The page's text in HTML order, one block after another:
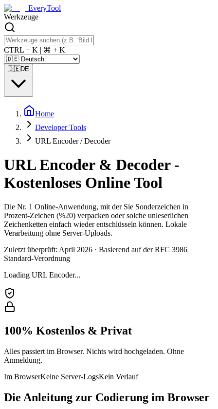
EveryTool
Werkzeuge
CTRL + K | ⌘ + K
🇩🇪DE
Home
Developer Tools
URL Encoder / Decoder
URL Encoder & Decoder -
Kostenloses Online Tool
Die Nr. 1 Online-Anwendung, mit der Sie Sonderzeichen in
Prozent-Zeichen (%20) verpacken oder solche unleserlichen
Zeichenketten einfach wieder entschlüsseln können. Lokale
Verarbeitung ohne Server-Uploads.
Zuletzt überprüft: April 2026 · Basierend auf der RFC 3986
Standard-Verordnung
Loading URL Encoder...
100% Kostenlos & Privat
Alles passiert im Browser. Nichts wird hochgeladen. Ohne
Anmeldung.
Im BrowserKeine Server-LogsKein Verlauf
Die Anleitung zur Codierung im Browser